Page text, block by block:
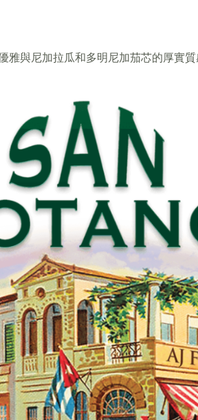
雅與尼加拉瓜和多明尼加茄芯的厚實